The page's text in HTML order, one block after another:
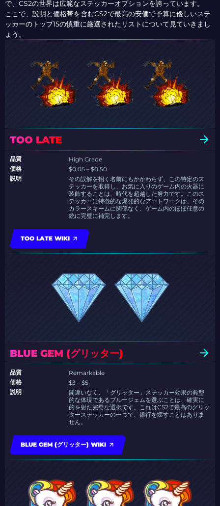
で、CS2の世界は広範なステッカーオプションを誇っています。
ここで、説明と価格帯を含むCS2で最高の安価で予算に優しいステ
ッカーのトップ15の慎重に厳選されたリストについて見ていきまし
ょう。
TOO LATE
品質
High Grade
価格
$0.05 – $0.50
説明
その誤解を招く名前にもかかわらず、この特定のス
テッカーを取得し、お気に入りのゲーム内の火器に
装飾することは、時代を超越した努力です。このス
テッカーに特徴的な爆発的なアートワークは、その
カラースキームに関係なく、ゲーム内のほぼ任意の
銃に完璧に補完します。
TOO LATE WIKI
BLUE GEM (グリッター)
品質
Remarkable
価格
$3 – $5
説明
間違いなく、「グリッター」ステッカー効果の典型
的な体現であるブルージェムを選ぶことは、確実に
的を射た完璧な選択です。これはCS2で最高のグリッ
ターステッカーの一つで、銀行を壊すことはありま
せん。
BLUE GEM (グリッター) WIKI